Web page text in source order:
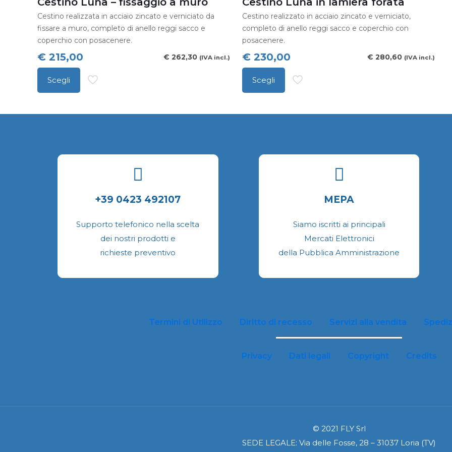
opzioni
possono
essere
scelte
nella
pagina
varianti.
opzioni
scelte
nella
Cestino realizzata in acciaio zincato e verniciato da
fissare a muro, completo di anello reggi sacco e
coperchio con posacenere.
€ 215,00 € 262,30 (IVA incl.)
Scegli
Questo
ha
Cestino realizzato in acciaio zincato e verniciato,
completo di anello reggi sacco e coperchio con
posacenere.
€ 230,00 € 280,60 (IVA incl.)
Scegli
Questo
ha
+39 0423 492107
Supporto telefonico nella scelta
dei nostri prodotti e
richieste preventivo
MEPA
Siamo iscritti ai principali
Mercati Elettronici
della Pubblica Amministrazione
Termini di Utilizzo Diritto di recesso Servizi alla vendita
Privacy Dati legali Copyright Credits
© 2021 FLY Srl
SEDE LEGALE: Via delle Fosse, 28 – 31037 Loria (TV)